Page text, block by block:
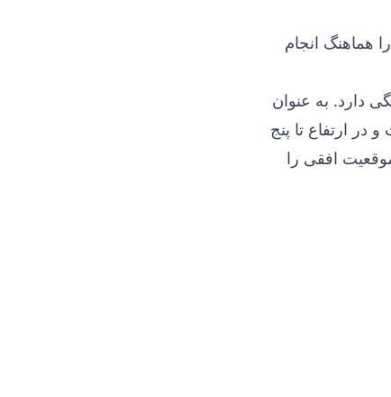
هماهنگ انجام
دارد. به عنوان
ارتفاع تا پنج
افقی را